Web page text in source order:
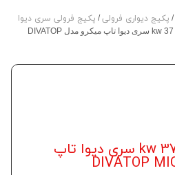
/ پکیج دیواری فرولی/ پکیج فرولی سری دیوا
/ پکیج دیواری فرولی 37 kw سری دیوا تاپ میکرو مدل DIVATOP
پکیج دیواری فرولی 37 kw سری دیوا تاپ